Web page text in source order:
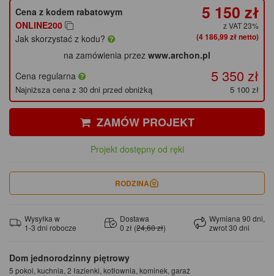
Dom jednorodzinny piętrowy
5 pokoi, kuchnia, 2 łazienki, kotłownia, kominek, garaż
Cena z kodem rabatowym
ONLINE200
Jak skorzystać z kodu?
5 150 zł
z VAT 23%
(4 186,99 zł netto)
na zamówienia przez www.archon.pl
Cena regularna
5 350 zł
Najniższa cena z 30 dni przed obniżką 5 100 zł
ZAMÓW PROJEKT
Projekt dostępny od ręki
RODZINA
Wysyłka w
1-3 dni robocze
Dostawa
0 zł (24,60 zł)
Wymiana 90 dni,
zwrot 30 dni